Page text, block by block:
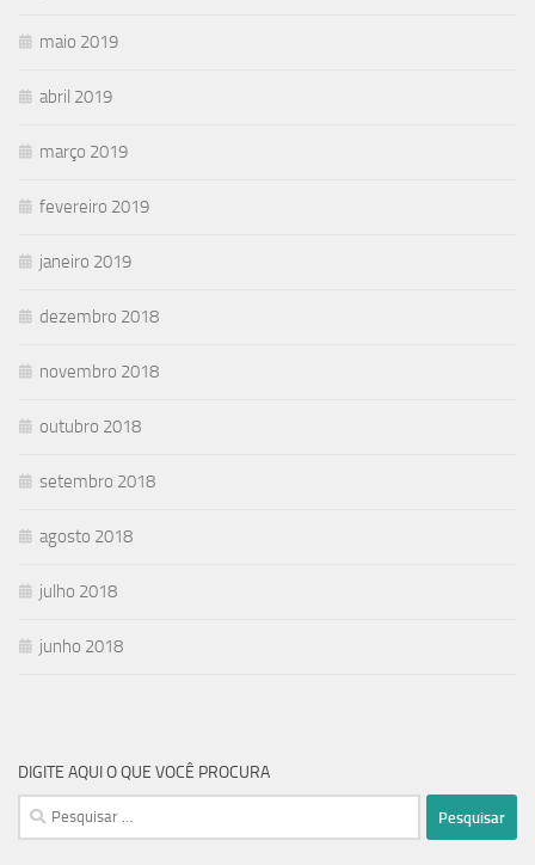
maio 2019
abril 2019
março 2019
fevereiro 2019
janeiro 2019
dezembro 2018
novembro 2018
outubro 2018
setembro 2018
agosto 2018
julho 2018
junho 2018
DIGITE AQUI O QUE VOCÊ PROCURA